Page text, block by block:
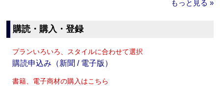
もっと見る »
購読・購入・登録
プランいろいろ、スタイルに合わせて選択
購読申込み（新聞 / 電子版）
書籍、電子商材の購入はこちら